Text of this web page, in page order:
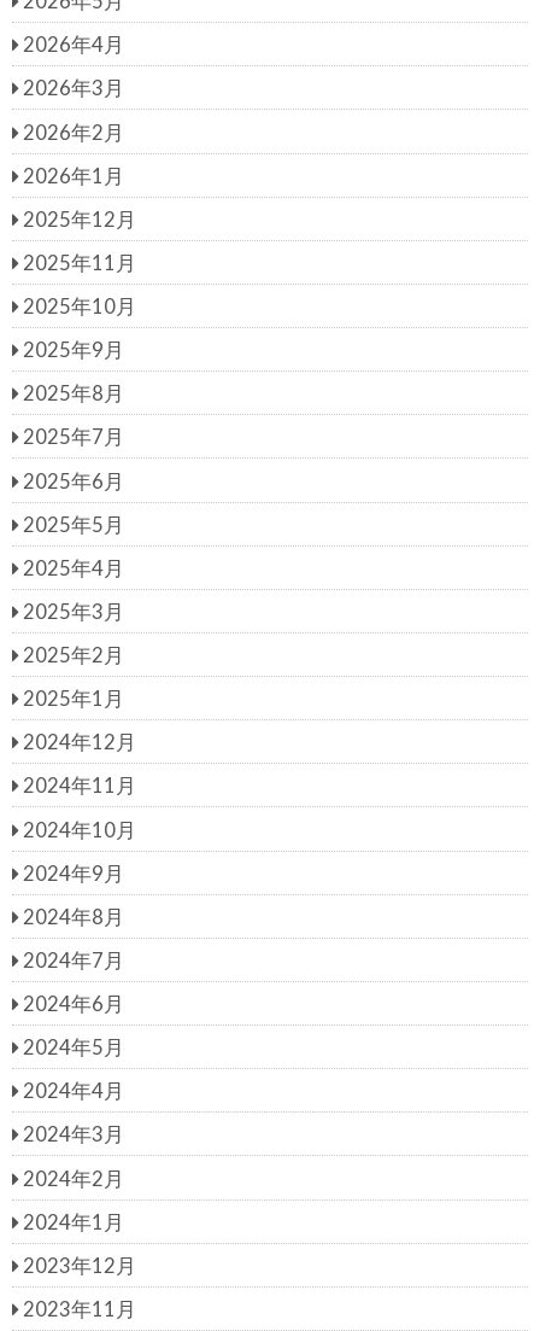
2026年4月
2026年3月
2026年2月
2026年1月
2025年12月
2025年11月
2025年10月
2025年9月
2025年8月
2025年7月
2025年6月
2025年5月
2025年4月
2025年3月
2025年2月
2025年1月
2024年12月
2024年11月
2024年10月
2024年9月
2024年8月
2024年7月
2024年6月
2024年5月
2024年4月
2024年3月
2024年2月
2024年1月
2023年12月
2023年11月